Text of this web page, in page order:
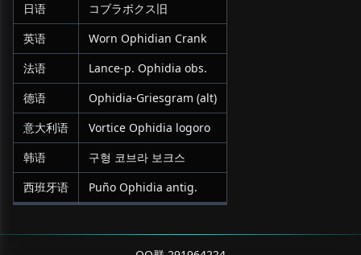
日语
コブラボクス旧
英语
Worn Ophidian Crank
法语
Lance-p. Ophidia obs.
德语
Ophidia-Griesgram (alt)
意大利语
Vortice Ophidia logoro
韩语
구형 코브라 보크스
西班牙语
Puño Ophidia antig.